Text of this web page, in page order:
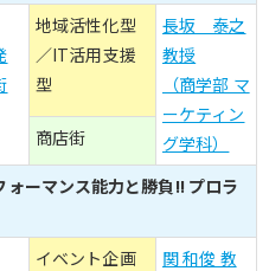
地域活性化型
／IT活用支援
型
長坂 泰之
教授
（商学部 マ
ーケティン
グ学科）
商店街
ーマンス能力と勝負!! プロラ
イベント企画
関 和俊 教